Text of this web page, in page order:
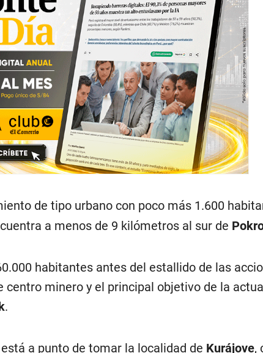
de tipo urbano con poco más 1.600
a menos de 9 kilómetros al sur de
habitantes antes del estallido de las
centro minero y el principal objetivo de la
.
a punto de tomar la localidad de Kurájove,